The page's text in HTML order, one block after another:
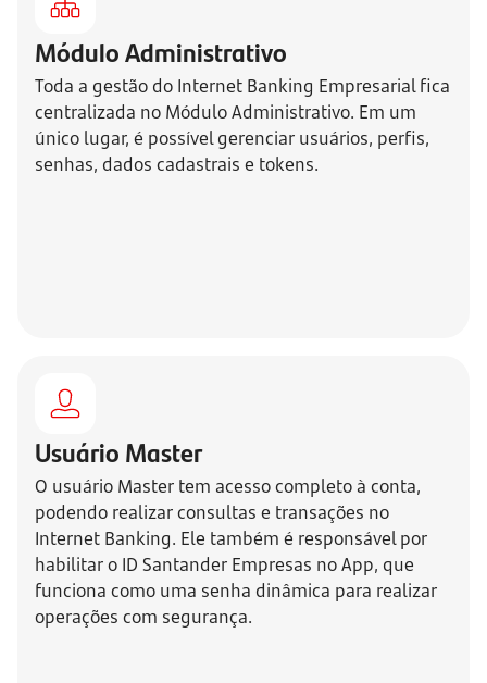
Módulo Administrativo
Toda a gestão do Internet Banking Empresarial fica
centralizada no Módulo Administrativo. Em um
único lugar, é possível gerenciar usuários, perfis,
senhas, dados cadastrais e tokens.
Usuário Master
O usuário Master tem acesso completo à conta,
podendo realizar consultas e transações no
Internet Banking. Ele também é responsável por
habilitar o ID Santander Empresas no App, que
funciona como uma senha dinâmica para realizar
operações com segurança.